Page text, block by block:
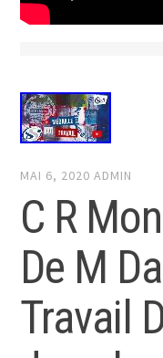
MAI 6, 2020 ADMIN
C R
De M
Travail